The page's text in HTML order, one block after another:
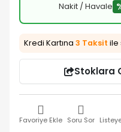
Nakit / Havale
Kredi Kartına 3 Taksit ile
Stoklara
Favoriye Ekle Soru Sor